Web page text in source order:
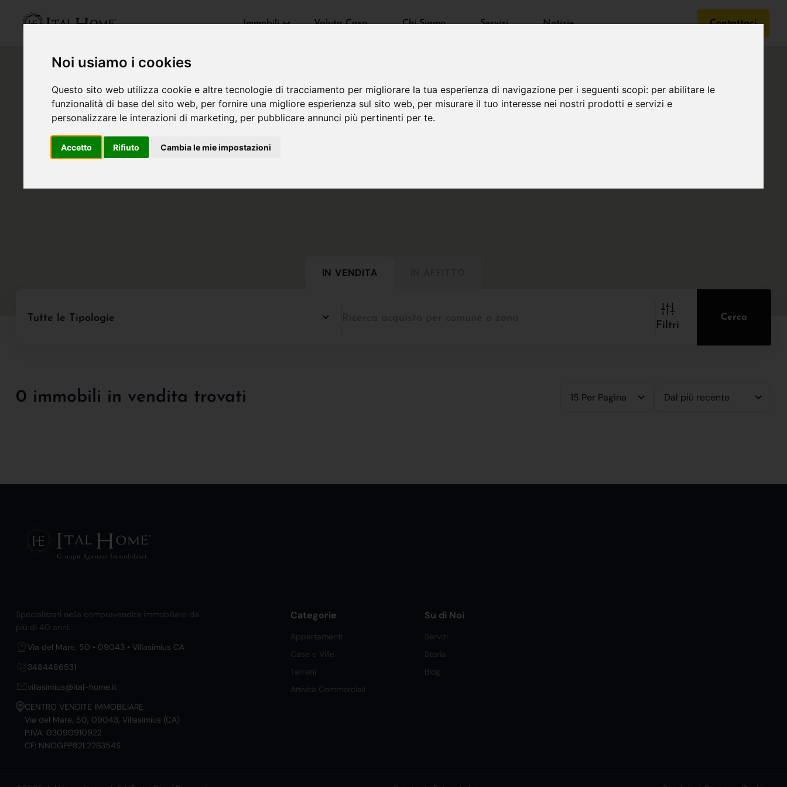
Noi usiamo i cookies
Questo sito web utilizza cookie e altre tecnologie di tracciamento per migliorare la tua esperienza di navigazione per i seguenti scopi: per abilitare le
funzionalità di base del sito web, per fornire una migliore esperienza sul sito web, per misurare il tuo interesse nei nostri prodotti e servizi e
personalizzare le interazioni di marketing, per pubblicare annunci più pertinenti per te.
Accetto Rifiuto Cambia le mie impostazioni
Immobili Valuta Casa Chi Siamo Servizi Notizie Contattaci
IN VENDITA
Tutte le Tipologie
Filtri
Cerca
0 immobili in vendita trovati 15 Per Pagina Dal più recente
Specializzati nella compravendita immobiliare da
più di 40 anni.
Via del Mare, 50 • 09043 • Villasimius CA
3484486531
villasimius@ital-home.it
CENTRO VENDITE IMMOBILIARE
Via del Mare, 50, 09043, Villasimius (CA)
P.IVA: 03090910922
CF: NNOGPP82L22B354S
Categorie
Appartamenti
Case e Ville
Terreni
Attività Commerciali
Su di Noi
Servizi
Storia
Blog